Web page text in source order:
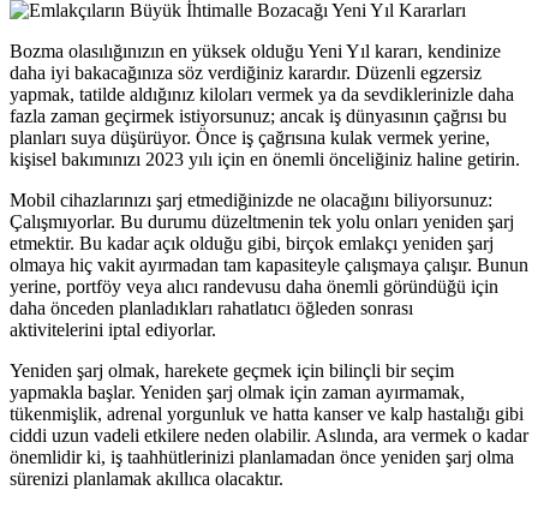
Bozma olasılığınızın en yüksek olduğu Yeni Yıl kararı, kendinize
daha iyi bakacağınıza söz verdiğiniz karardır. Düzenli egzersiz
yapmak, tatilde aldığınız kiloları vermek ya da sevdiklerinizle daha
fazla zaman geçirmek istiyorsunuz; ancak iş dünyasının çağrısı bu
planları suya düşürüyor. Önce iş çağrısına kulak vermek yerine,
kişisel bakımınızı 2023 yılı için en önemli önceliğiniz haline getirin.
Mobil cihazlarınızı şarj etmediğinizde ne olacağını biliyorsunuz:
Çalışmıyorlar. Bu durumu düzeltmenin tek yolu onları yeniden şarj
etmektir. Bu kadar açık olduğu gibi, birçok emlakçı yeniden şarj
olmaya hiç vakit ayırmadan tam kapasiteyle çalışmaya çalışır. Bunun
yerine, portföy veya alıcı randevusu daha önemli göründüğü için
daha önceden planladıkları rahatlatıcı öğleden sonrası
aktivitelerini iptal ediyorlar.
Yeniden şarj olmak, harekete geçmek için bilinçli bir seçim
yapmakla başlar. Yeniden şarj olmak için zaman ayırmamak,
tükenmişlik, adrenal yorgunluk ve hatta kanser ve kalp hastalığı gibi
ciddi uzun vadeli etkilere neden olabilir. Aslında, ara vermek o kadar
önemlidir ki, iş taahhütlerinizi planlamadan önce yeniden şarj olma
sürenizi planlamak akıllıca olacaktır.